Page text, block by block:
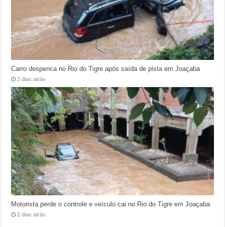
Carro despenca no Rio do Tigre após saída de pista em Joaçaba
2 dias atrás
Motorista perde o controle e veículo cai no Rio do Tigre em Joaçaba
2 dias atrás